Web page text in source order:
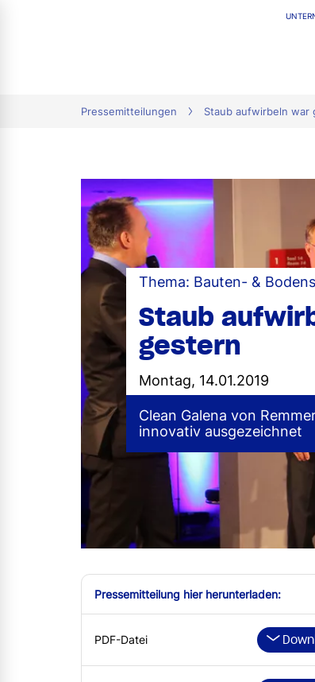
Pressemitteilungen Staub aufwirbeln war
Thema: Bauten- &
Staub
gestern
Montag, 14.01.2019
Clean Galena von
innovativ ausgezeichnet
Pressemitteilung hier herunterladen:
PDF-Datei